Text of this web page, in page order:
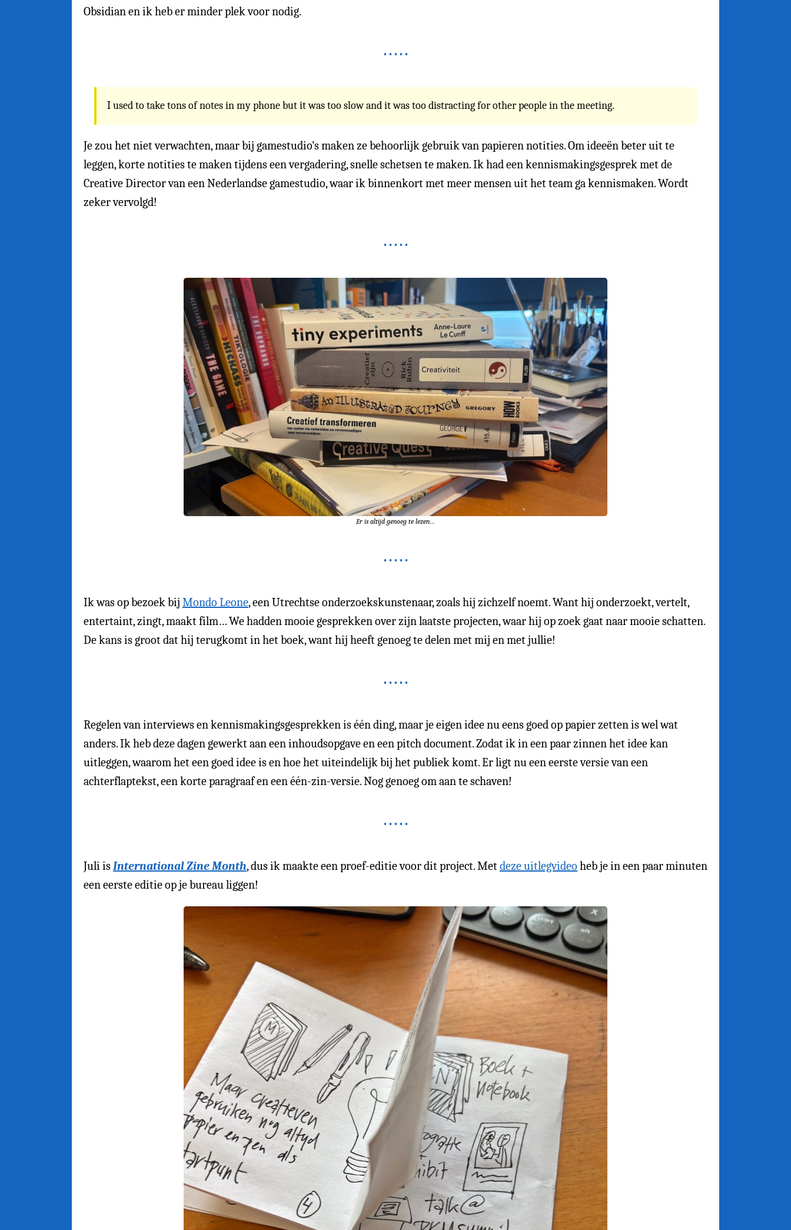
Obsidian en ik heb er minder plek voor nodig.
I used to take tons of notes in my phone but it was too slow and it was too distracting for other people in the meeting.
Je zou het niet verwachten, maar bij gamestudio’s maken ze behoorlijk gebruik van papieren notities. Om ideeën beter uit te
leggen, korte notities te maken tijdens een vergadering, snelle schetsen te maken. Ik had een kennismakingsgesprek met de
Creative Director van een Nederlandse gamestudio, waar ik binnenkort met meer mensen uit het team ga kennismaken. Wordt
zeker vervolgd!
Er is altijd genoeg te lezen…
Ik was op bezoek bij Mondo Leone, een Utrechtse onderzoekskunstenaar, zoals hij zichzelf noemt. Want hij onderzoekt, vertelt,
entertaint, zingt, maakt film… We hadden mooie gesprekken over zijn laatste projecten, waar hij op zoek gaat naar mooie schatten.
De kans is groot dat hij terugkomt in het boek, want hij heeft genoeg te delen met mij en met jullie!
Regelen van interviews en kennismakingsgesprekken is één ding, maar je eigen idee nu eens goed op papier zetten is wel wat
anders. Ik heb deze dagen gewerkt aan een inhoudsopgave en een pitch document. Zodat ik in een paar zinnen het idee kan
uitleggen, waarom het een goed idee is en hoe het uiteindelijk bij het publiek komt. Er ligt nu een eerste versie van een
achterflaptekst, een korte paragraaf en een één-zin-versie. Nog genoeg om aan te schaven!
Juli isInternational Zine Month, dus ik maakte een proef-editie voor dit project. Metdeze uitlegvideo heb je in een paar minuten
een eerste editie op je bureau liggen!